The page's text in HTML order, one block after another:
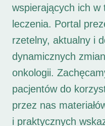
wspierających ich w
leczenia. Portal
rzetelny, aktualny i
dynamicznych
onkologii.
pacjentów do
przez nas
i praktycznych